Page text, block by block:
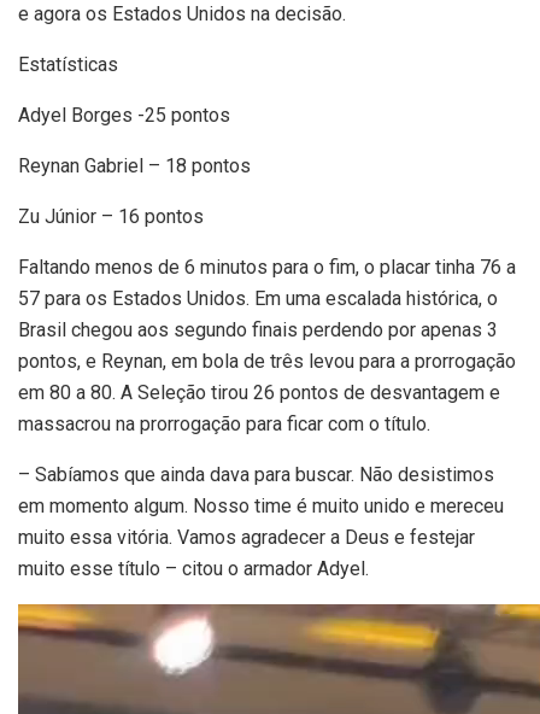
e agora os Estados Unidos na decisão.
Estatísticas
Adyel Borges -25 pontos
Reynan Gabriel – 18 pontos
Zu Júnior – 16 pontos
Faltando menos de 6 minutos para o fim, o placar tinha 76 a
57 para os Estados Unidos. Em uma escalada histórica, o
Brasil chegou aos segundo finais perdendo por apenas 3
pontos, e Reynan, em bola de três levou para a prorrogação
em 80 a 80. A Seleção tirou 26 pontos de desvantagem e
massacrou na prorrogação para ficar com o título.
– Sabíamos que ainda dava para buscar. Não desistimos
em momento algum. Nosso time é muito unido e mereceu
muito essa vitória. Vamos agradecer a Deus e festejar
muito esse título – citou o armador Adyel.